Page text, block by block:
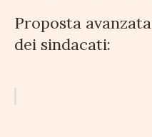
Proposta
dei sindacati: